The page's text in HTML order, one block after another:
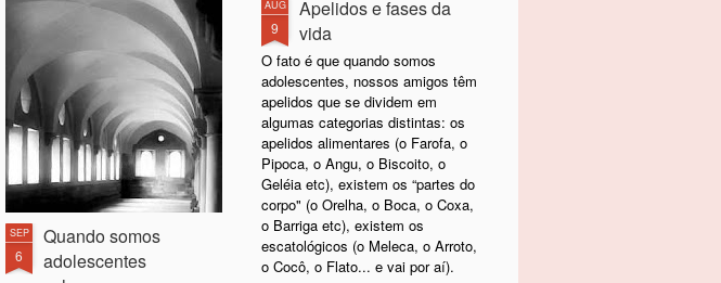
SEP
6
Quando somos
adolescentes
AUG
9
Apelidos e fases da
vida
O fato é que quando somos
adolescentes, nossos amigos têm
apelidos que se dividem em
algumas categorias distintas: os
apelidos alimentares (o Farofa, o
Pipoca, o Angu, o Biscoito, o
Geléia etc), existem os “partes do
corpo" (o Orelha, o Boca, o Coxa,
o Barriga etc), existem os
escatológicos (o Meleca, o Arroto,
o Cocô, o Flato... e vai por aí).